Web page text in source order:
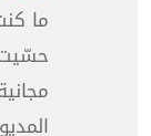
ما
حسّيت